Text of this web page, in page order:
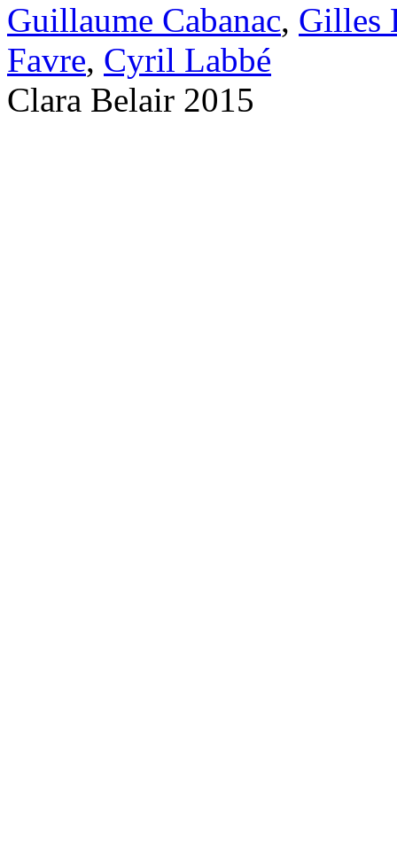
Guillaume Cabanac, Gilles
Favre, Cyril Labbé
Clara Belair 2015